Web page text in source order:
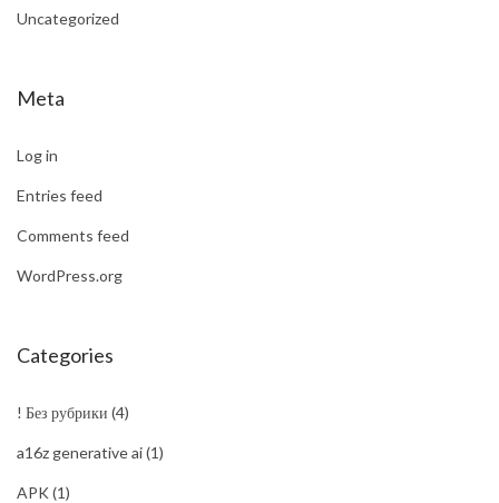
Uncategorized
Meta
Log in
Entries feed
Comments feed
WordPress.org
Categories
! Без рубрики (4)
a16z generative ai(1)
APK (1)